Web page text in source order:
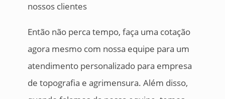
nossos clientes
Então não perca tempo, faça uma cotação
agora mesmo com nossa equipe para um
atendimento personalizado para empresa
de topografia e agrimensura. Além disso,